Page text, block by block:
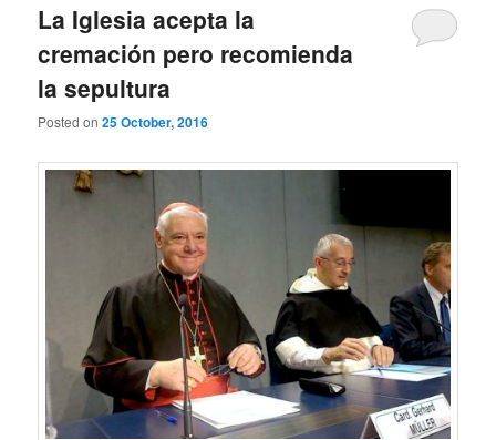
La Iglesia acepta la
cremación pero recomienda
la sepultura
Posted on25 October, 2016